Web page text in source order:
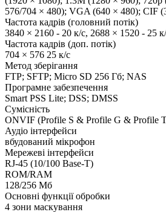
576/704 × 480); VGA (640 × 480); CIF
Частота кадрів (головний потік)
3840 × 2160 - 20 к/с, 2688 × 1520 - 25
Частота кадрів (доп. потік)
704 × 576 25 к/с
Метод зберігання
FTP; SFTP; Micro SD 256 Гб; NAS
Програмне забезпечення
Smart PSS Lite; DSS; DMSS
Сумісність
ONVIF (Profile S & Profile G & Profile
Аудіо інтерфейси
вбудований мікрофон
Мережеві інтерфейси
RJ-45 (10/100 Base-T)
ROM/RAM
128/256 Мб
Основні функції обробки
4 зони маскування